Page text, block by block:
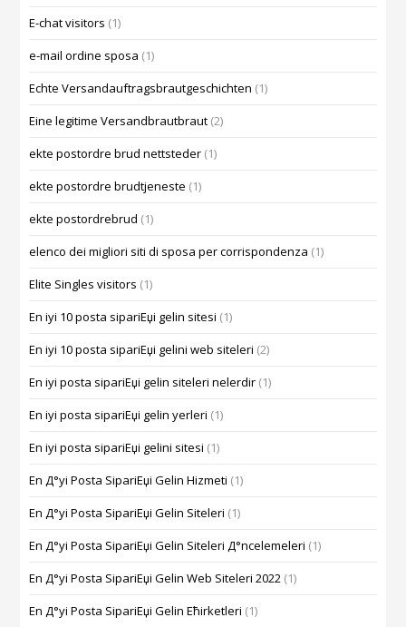
E-chat visitors (1)
e-mail ordine sposa (1)
Echte Versandauftragsbrautgeschichten (1)
Eine legitime Versandbrautbraut (2)
ekte postordre brud nettsteder (1)
ekte postordre brudtjeneste (1)
ekte postordrebrud (1)
elenco dei migliori siti di sposa per corrispondenza (1)
Elite Singles visitors (1)
En iyi 10 posta sipariЕџi gelin sitesi (1)
En iyi 10 posta sipariЕџi gelini web siteleri (2)
En iyi posta sipariЕџi gelin siteleri nelerdir (1)
En iyi posta sipariЕџi gelin yerleri (1)
En iyi posta sipariЕџi gelini sitesi (1)
En Д°yi Posta SipariЕџi Gelin Hizmeti (1)
En Д°yi Posta SipariЕџi Gelin Siteleri (1)
En Д°yi Posta SipariЕџi Gelin Siteleri Д°ncelemeleri (1)
En Д°yi Posta SipariЕџi Gelin Web Siteleri 2022 (1)
En Д°yi Posta SipariЕџi Gelin Ећirketleri (1)